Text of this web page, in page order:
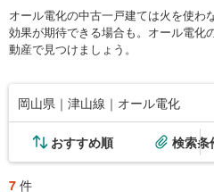
オール電化の中古一戸建ては火を使わ
効果が期待できる場合も。オール電化
動産で見つけましょう。
岡山県｜津山線｜オール電化
おすすめ順 検索条
7 件